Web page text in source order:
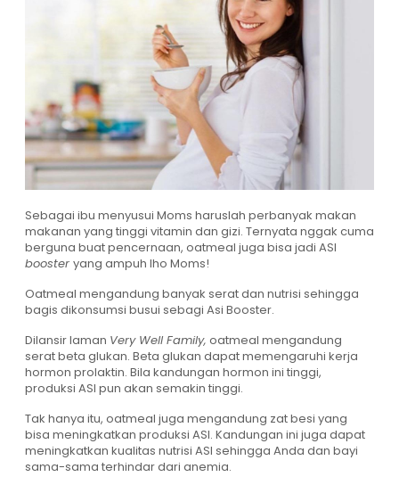
Sebagai ibu menyusui Moms haruslah perbanyak makan
makanan yang tinggi vitamin dan gizi. Ternyata nggak cuma
berguna buat pencernaan, oatmeal juga bisa jadi ASI
booster yang ampuh lho Moms!
Oatmeal mengandung banyak serat dan nutrisi sehingga
bagis dikonsumsi busui sebagi Asi Booster.
Dilansir laman Very Well Family, oatmeal mengandung
serat beta glukan. Beta glukan dapat memengaruhi kerja
hormon prolaktin. Bila kandungan hormon ini tinggi,
produksi ASI pun akan semakin tinggi.
Tak hanya itu, oatmeal juga mengandung zat besi yang
bisa meningkatkan produksi ASI. Kandungan ini juga dapat
meningkatkan kualitas nutrisi ASI sehingga Anda dan bayi
sama-sama terhindar dari anemia.